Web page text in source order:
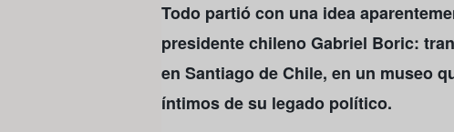
Todo partió con una idea
presidente chileno Gabriel Boric:
en Santiago de Chile, en un museo
íntimos de su legado político.